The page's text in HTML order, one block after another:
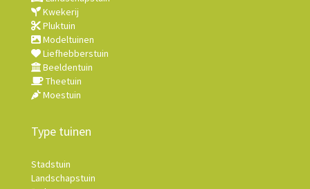
Kwekerij
Pluktuin
Modeltuinen
Liefhebberstuin
Beeldentuin
Theetuin
Moestuin
Type tuinen
Stadstuin
Landschapstuin